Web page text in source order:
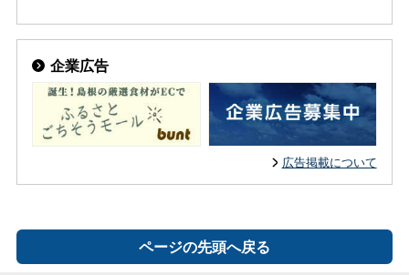
企業広告
広告掲載について
ページの先頭へ戻る